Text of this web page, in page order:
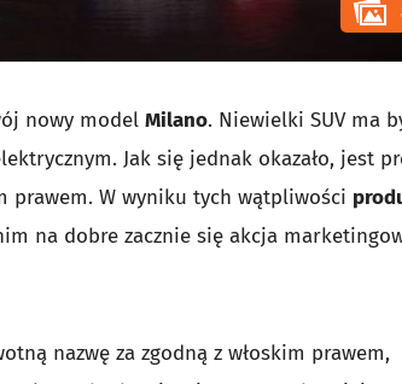
nowy model Milano. Niewielki SUV ma
Jak się jednak okazało, jest
prawem. W wyniku tych wątpliwości
na dobre zacznie się akcja
nazwę za zgodną z włoskim prawem,